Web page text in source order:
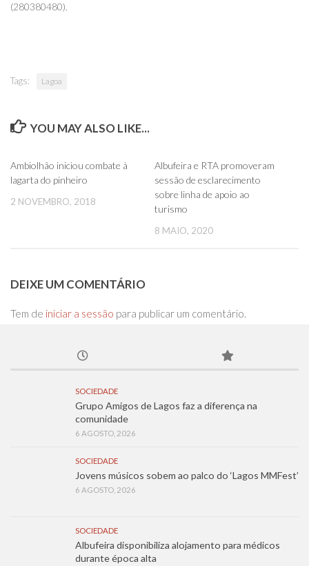
(280380480).
Tags: Lagoa
YOU MAY ALSO LIKE...
Ambiolhão iniciou combate à
lagarta do pinheiro
2 NOVEMBRO, 2018
Albufeira e RTA promoveram
sessão de esclarecimento
sobre linha de apoio ao
turismo
8 MAIO, 2020
DEIXE UM COMENTÁRIO
Tem de iniciar a sessão para publicar um comentário.
SOCIEDADE
Grupo Amigos de Lagos faz a diferença na
comunidade
6 AGOSTO, 2026
SOCIEDADE
Jovens músicos sobem ao palco do ‘Lagos MMFest’
6 AGOSTO, 2026
SOCIEDADE
Albufeira disponibiliza alojamento para médicos
durante época alta